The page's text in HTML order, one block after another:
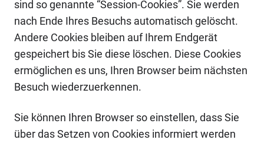
sind so genannte “Session-Cookies”. Sie werden
nach Ende Ihres Besuchs automatisch gelöscht.
Andere Cookies bleiben auf Ihrem Endgerät
gespeichert bis Sie diese löschen. Diese Cookies
ermöglichen es uns, Ihren Browser beim nächsten
Besuch wiederzuerkennen.
Sie können Ihren Browser so einstellen, dass Sie
über das Setzen von Cookies informiert werden